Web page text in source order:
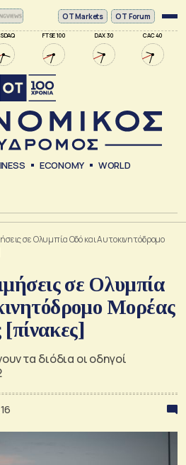
FTSE 100 DAX 30 CAC 40
ΟΤ Markets OT Forum
ECONOMY WORLD
σε Ολυμπία Οδό και Αυτοκινητόδρομο
σε Ολυμπία
Μορέας
[πίνακες]
τα διόδια οι οδηγοί